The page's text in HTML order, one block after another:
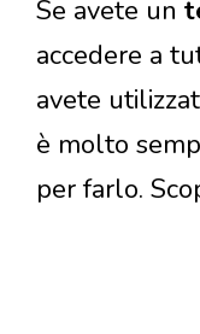
Se avete un
accedere a
avete
è molto
per farlo.